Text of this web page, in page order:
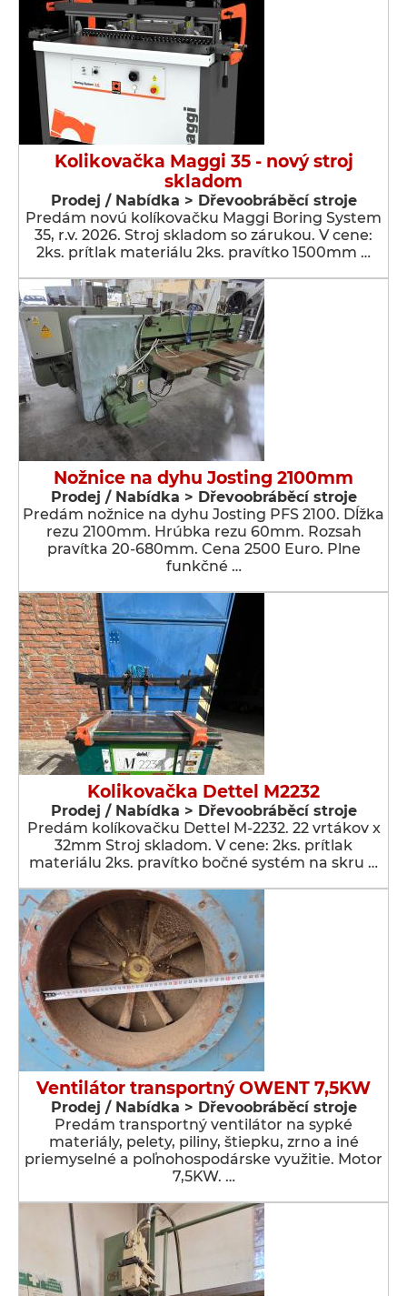
Kolikovačka Maggi 35 - nový stroj
skladom
Prodej / Nabídka > Dřevoobráběcí stroje
Predám novú kolíkovačku Maggi Boring System
35, r.v. 2026. Stroj skladom so zárukou. V cene:
2ks. prítlak materiálu 2ks. pravítko 1500mm …
Nožnice na dyhu Josting 2100mm
Prodej / Nabídka > Dřevoobráběcí stroje
Predám nožnice na dyhu Josting PFS 2100. Dĺžka
rezu 2100mm. Hrúbka rezu 60mm. Rozsah
pravítka 20-680mm. Cena 2500 Euro. Plne
funkčné …
Kolikovačka Dettel M2232
Prodej / Nabídka > Dřevoobráběcí stroje
Predám kolíkovačku Dettel M-2232. 22 vrtákov x
32mm Stroj skladom. V cene: 2ks. prítlak
materiálu 2ks. pravítko bočné systém na skru …
Ventilátor transportný OWENT 7,5KW
Prodej / Nabídka > Dřevoobráběcí stroje
Predám transportný ventilátor na sypké
materiály, pelety, piliny, štiepku, zrno a iné
priemyselné a poľnohospodárske využitie. Motor
7,5KW. …